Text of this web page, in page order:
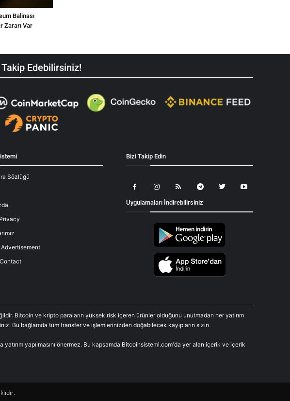
Balinası
Zararı Var
Edebilirsiniz!
Sözlüğü
Advertisement
Bizi Takip Edin
Uygulamaları İndirebilirsiniz
Bitcoin ve kripto paraların yüksek risk içeren ürünler olduğunu unutmadan her yatırım
Bu bağlamda tüm transfer ve işlemlerinizden doğabilecek kayıpların sizin
yapılmasını önermez. Bu kapsamda Bitcoinsistemi.com'da yer alan içerik ve içerik